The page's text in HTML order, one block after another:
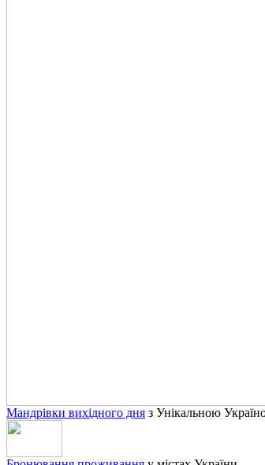
Мандрівки вихідного дня з Унікальною